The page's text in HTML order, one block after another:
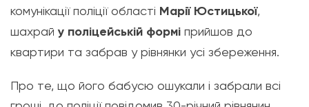
комунікації поліції області Марії Юстицької,
шахрайу поліцейській формі прийшов до
квартири та забрав у рівнянки усі збереження.
Про те, що його бабусю ошукали і забрали всі